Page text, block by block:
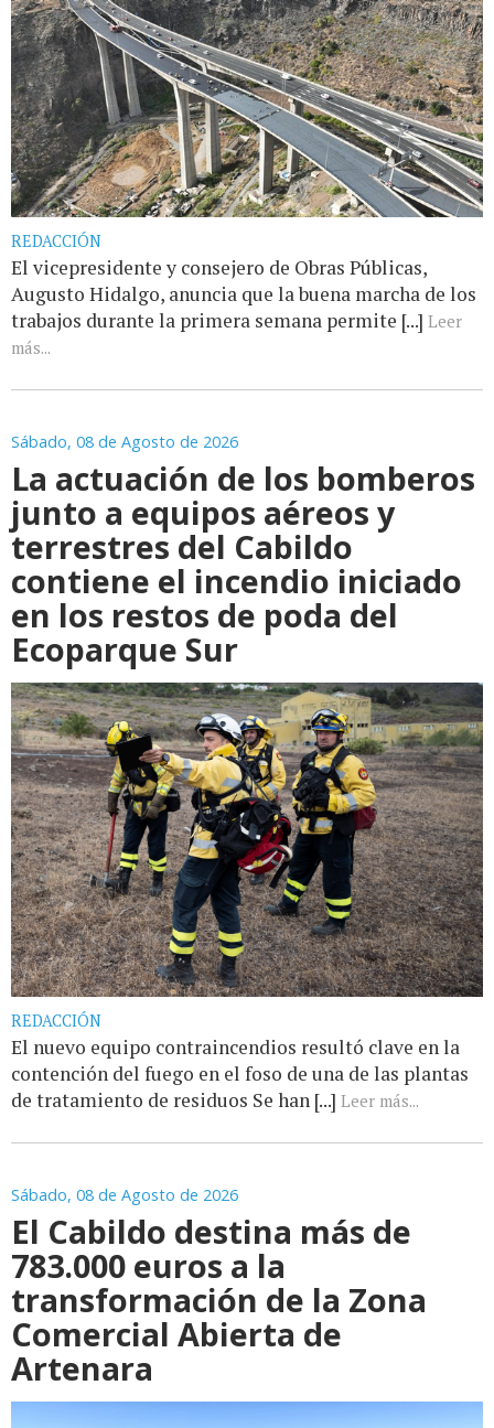
REDACCIÓN
El vicepresidente y consejero de Obras Públicas,
Augusto Hidalgo, anuncia que la buena marcha de los
trabajos durante la primera semana permite [...] Leer
más...
Sábado, 08 de Agosto de 2026
La actuación de los bomberos
junto a equipos aéreos y
terrestres del Cabildo
contiene el incendio iniciado
en los restos de poda del
Ecoparque Sur
REDACCIÓN
El nuevo equipo contraincendios resultó clave en la
contención del fuego en el foso de una de las plantas
de tratamiento de residuos Se han [...] Leer más...
Sábado, 08 de Agosto de 2026
El Cabildo destina más de
783.000 euros a la
transformación de la Zona
Comercial Abierta de
Artenara